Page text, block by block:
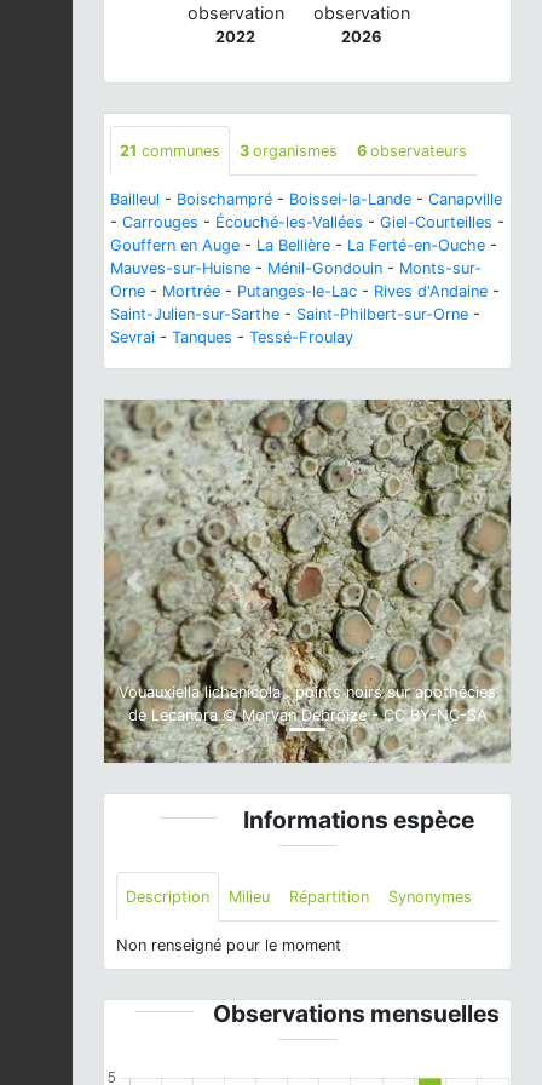
observation
2022
observation
2026
21 communes 3 organismes 6 observateurs
Bailleul - Boischampré - Boissei-la-Lande - Canapville
- Carrouges - Écouché-les-Vallées - Giel-Courteilles -
Gouffern en Auge - La Bellière - La Ferté-en-Ouche -
Mauves-sur-Huisne - Ménil-Gondouin - Monts-sur-
Orne - Mortrée - Putanges-le-Lac - Rives d'Andaine -
Saint-Julien-sur-Sarthe - Saint-Philbert-sur-Orne -
Sevrai - Tanques - Tessé-Froulay
Vouauxiella lichenicola : points noirs sur apothécies
de Lecanora © Morvan Debroize - CC BY-NC-SA
Previous Next
Informations espèce
Description Milieu Répartition Synonymes
Non renseigné pour le moment
Observations mensuelles